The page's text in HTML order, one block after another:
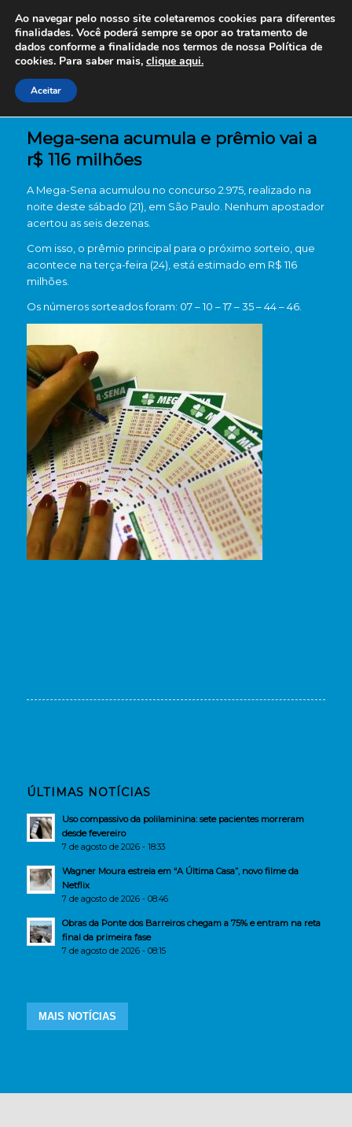
Mega-sena acumula e prêmio vai a
r$ 116 milhões
A Mega-Sena acumulou no concurso 2.975, realizado na
noite deste sábado (21), em São Paulo . Nenhum apostador
acertou as seis dezenas.
Com isso, o prêmio principal para o próximo sorteio, que
acontece na terça-feira (24), está estimado em R$ 116
milhões.
Os números sorteados foram: 07 – 10 – 17 – 35 – 44 – 46.
ÚLTIMAS NOTÍCIAS
Uso compassivo da polilaminina: sete pacientes morreram
desde fevereiro
7 de agosto de 2026 - 18:33
Wagner Moura estreia em “A Última Casa”, novo filme da
Netflix
7 de agosto de 2026 - 08:46
Obras da Ponte dos Barreiros chegam a 75% e entram na reta
final da primeira fase
7 de agosto de 2026 - 08:15
MAIS NOTÍCIAS
Ao navegar pelo nosso site coletaremos cookies para diferentes
finalidades. Você poderá sempre se opor ao tratamento de
dados conforme a finalidade nos termos de nossa Política de
cookies. Para saber mais, clique aqui.
Aceitar